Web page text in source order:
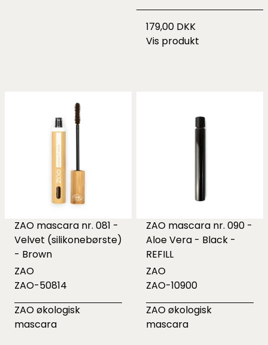
179,00 DKK
Vis produkt
ZAO mascara nr. 081 -
Velvet (silikonebørste)
- Brown
ZAO
ZAO-50814
ZAO økologisk
mascara
ZAO mascara nr. 090 -
Aloe Vera - Black -
REFILL
ZAO
ZAO-10900
ZAO økologisk
mascara